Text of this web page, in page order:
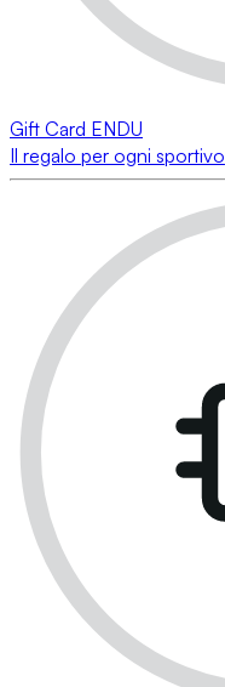
Gift Card ENDU
Il regalo per ogni sportivo